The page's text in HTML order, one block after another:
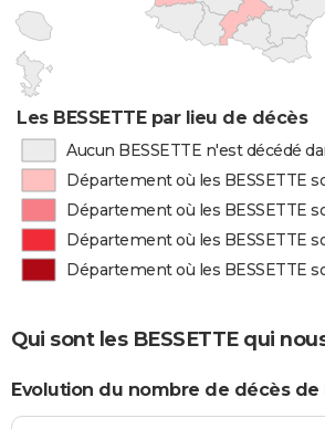
Les BESSETTE par lieu de décès
Aucun BESSETTE n'est décédé
Département où les BESSETTE
Département où les BESSETTE
Département où les BESSETTE
Département où les BESSETTE
Qui sont les BESSETTE qui
Evolution du nombre de décès de